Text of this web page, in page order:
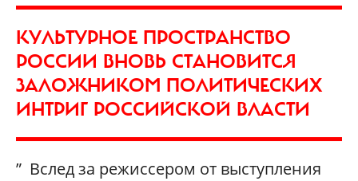
КУЛЬТУРНОЕ ПРОСТРАНСТВО
РОССИИ ВНОВЬ СТАНОВИТСЯ
ЗАЛОЖНИКОМ ПОЛИТИЧЕСКИХ
ИНТРИГ РОССИЙСКОЙ ВЛАСТИ
” Вслед за режиссером от выступления